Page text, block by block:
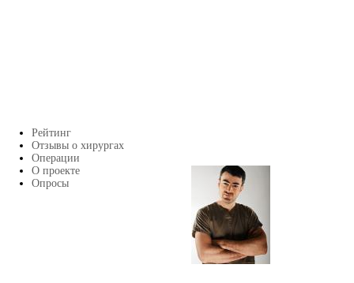
Главное меню
Рейтинг
Отзывы о хирургах
Операции
О проекте
Опросы
Страницы